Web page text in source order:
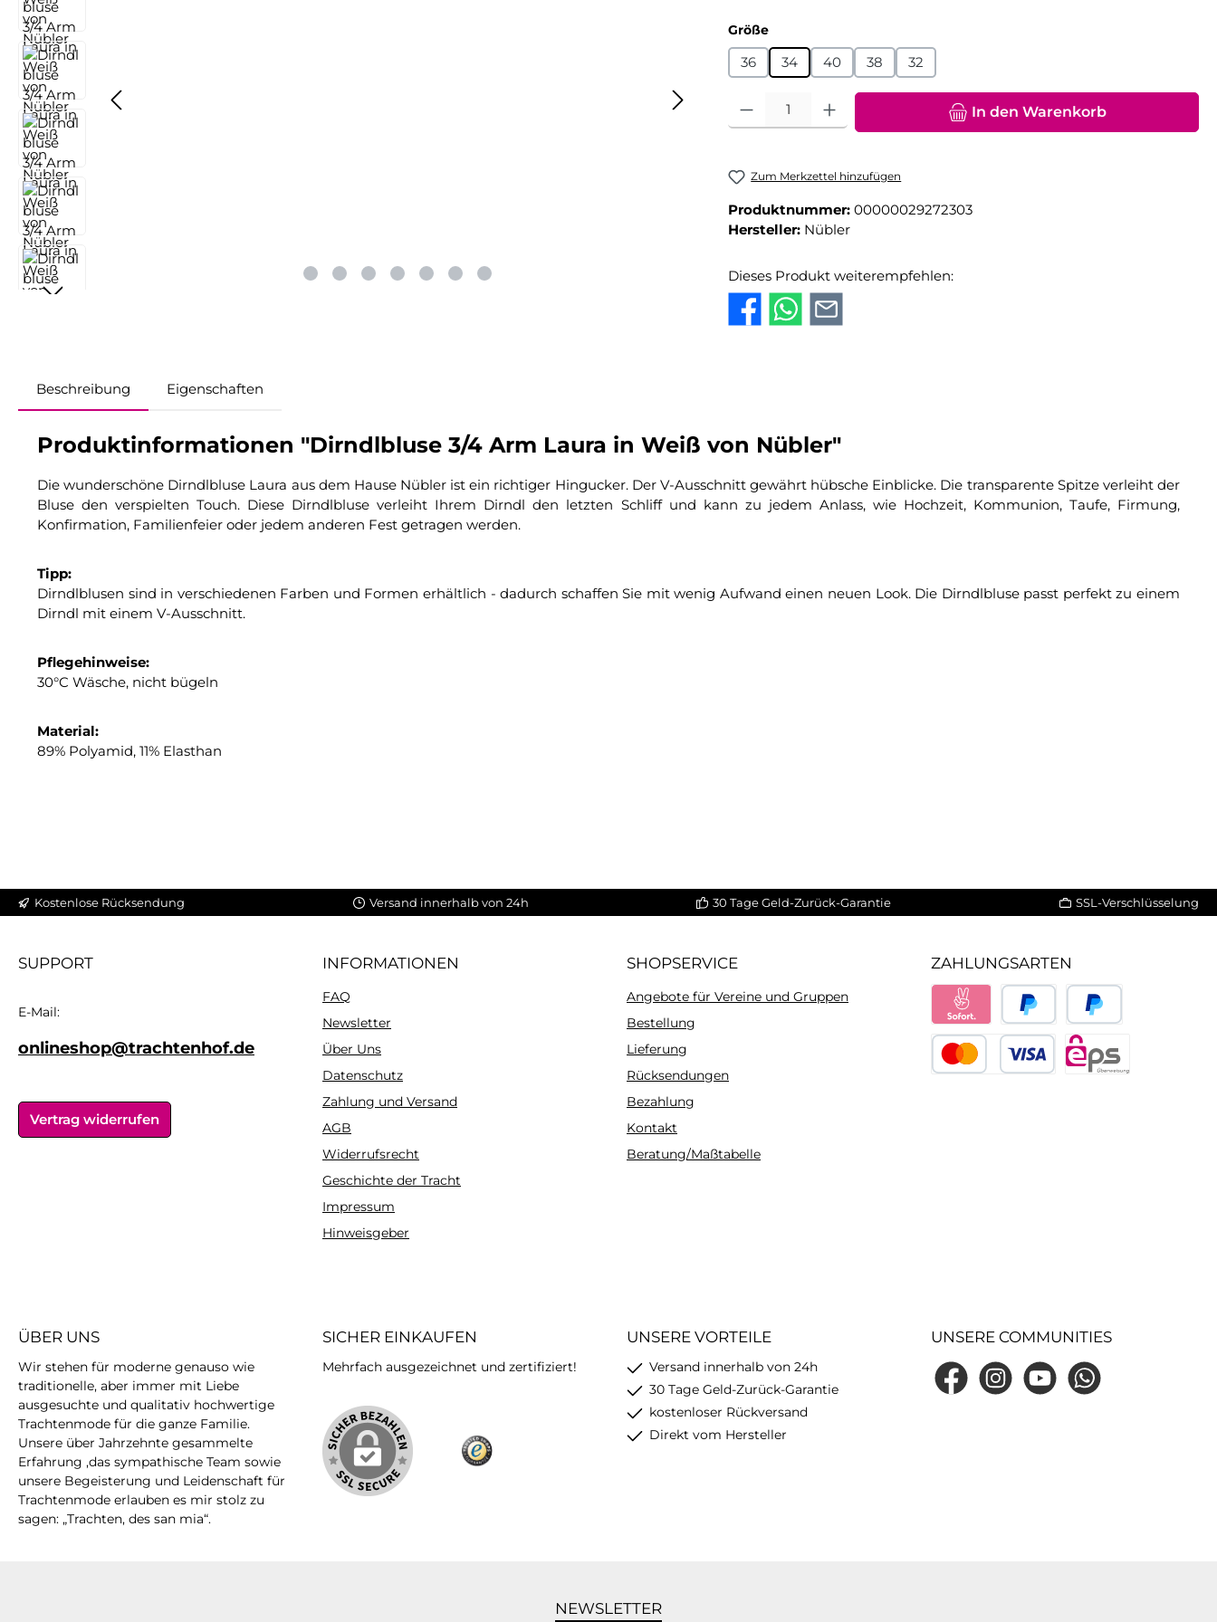
Größeauswählen
36 34 40 38 32
Produkt Anzahl: Gib den gewünschten Wert ein oder benutze die
In den Warenkorb
Zum Merkzettel hinzufügen
Produktnummer: 00000029272303
Hersteller: Nübler
Dieses Produkt weiterempfehlen:
Beschreibung Eigenschaften
Produktinformationen "Dirndlbluse 3/4 Arm Laura in Weiß von Nübler"
Die wunderschöne Dirndlbluse Laura aus dem Hause Nübler ist ein richtiger Hingucker. Der V-Ausschnitt gewährt hübsche Einblicke. Die transparente Spitze verleiht der
Bluse den verspielten Touch. Diese Dirndlbluse verleiht Ihrem Dirndl den letzten Schliff und kann zu jedem Anlass, wie Hochzeit, Kommunion, Taufe, Firmung,
Konfirmation, Familienfeier oder jedem anderen Fest getragen werden.
Tipp:
Dirndlblusen sind in verschiedenen Farben und Formen erhältlich - dadurch schaffen Sie mit wenig Aufwand einen neuen Look. Die Dirndlbluse passt perfekt zu einem
Dirndl mit einem V-Ausschnitt.
Pflegehinweise:
30°C Wäsche, nicht bügeln
Material:
89% Polyamid, 11% Elasthan
Kostenlose Rücksendung Versand innerhalb von 24h 30 Tage Geld-Zurück-Garantie SSL-Verschlüsselung
SUPPORT
E-Mail:
onlineshop@trachtenhof.de
Vertrag widerrufen
INFORMATIONEN
FAQ
Newsletter
Über Uns
Datenschutz
Zahlung und Versand
AGB
Widerrufsrecht
Geschichte der Tracht
Impressum
Hinweisgeber
SHOPSERVICE
Angebote für Vereine und Gruppen
Bestellung
Lieferung
Rücksendungen
Bezahlung
Kontakt
Beratung/Maßtabelle
ZAHLUNGSARTEN
PayPal Später bezahlen
Sofort
ÜBER UNS
Wir stehen für moderne genauso wie
traditionelle, aber immer mit Liebe
ausgesuchte und qualitativ hochwertige
Trachtenmode für die ganze Familie.
Unsere über Jahrzehnte gesammelte
Erfahrung ,das sympathische Team sowie
unsere Begeisterung und Leidenschaft für
Trachtenmode erlauben es mir stolz zu
sagen: „Trachten, des san mia“.
SICHER EINKAUFEN
Mehrfach ausgezeichnet und zertifiziert!
UNSERE VORTEILE
Versand innerhalb von 24h
30 Tage Geld-Zurück-Garantie
kostenloser Rückversand
Direkt vom Hersteller
UNSERE COMMUNITIES
FacebookInstagramYouTubeWhatsApp
NEWSLETTER